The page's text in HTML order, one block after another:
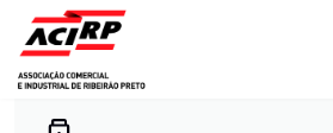
Pular para o conteúdo principal
ACIRP -